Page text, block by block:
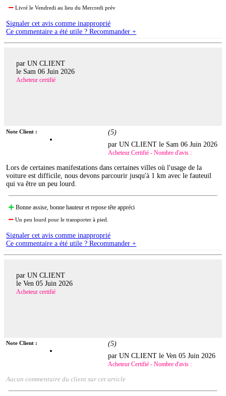
Livré le Vendredi au lieu du Mercredi prév
Signaler cet avis comme inapproprié
Ce commentaire a été utile ? Recommander +
par UN CLIENT
le Sam 06 Juin 2026
Acheteur certifié
Note Client : (5)
par UN CLIENT le Sam 06 Juin 2026
Acheteur Certifié - Nombre d'avis :
Lors de certaines manifestations dans certaines villes où l'usage de la
voiture est difficile, nous devons parcourir jusqu'à 1 km avec le fauteuil
qui va être un peu lourd.
Bonne assise, bonne hauteur et repose tête appréci
Un peu lourd pour le transporter à pied.
Signaler cet avis comme inapproprié
Ce commentaire a été utile ? Recommander +
par UN CLIENT
le Ven 05 Juin 2026
Acheteur certifié
Note Client : (5)
par UN CLIENT leVen 05 Juin 2026
Acheteur Certifié - Nombre d'avis :
Aucun commentaire du client sur cet article